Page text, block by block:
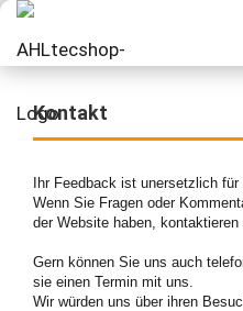
Kontakt
Ihr Feedback ist unersetzlich
Wenn Sie Fragen oder
der Website haben,
Gern können Sie uns auch
sie einen Termin mit uns.
Wir würden uns über ihren